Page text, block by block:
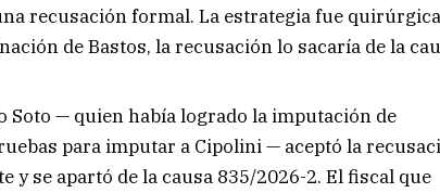
recusación formal. La estrategia fue
de Bastos, la recusación lo sacaría de la
Soto — quien había logrado la imputación de
para imputar a Cipolini — aceptó la
y se apartó de la causa 835/2026-2. El fiscal que